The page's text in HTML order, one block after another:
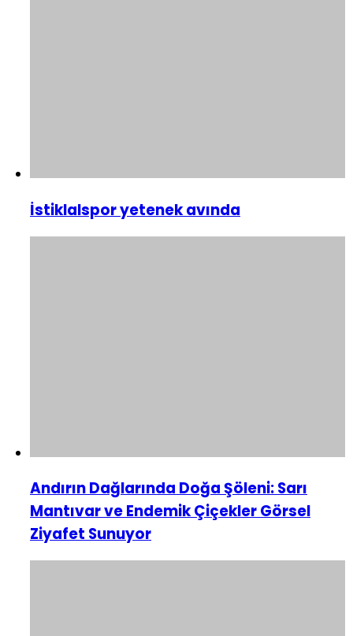
İstiklalspor yetenek avında
Andırın Dağlarında Doğa Şöleni: Sarı
Mantıvar ve Endemik Çiçekler Görsel
Ziyafet Sunuyor